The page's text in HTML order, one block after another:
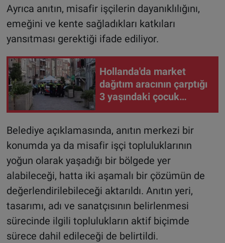
Ayrıca anıtın, misafir işçilerin dayanıklılığını,
emeğini ve kente sağladıkları katkıları
yansıtması gerektiği ifade ediliyor.
Hollanda'da market
dağıtım aracının çarptığı
3 yaşındaki çocuk
Belediye açıklamasında, anıtın merkezi bir
konumda ya da misafir işçi topluluklarının
yoğun olarak yaşadığı bir bölgede yer
alabileceği, hatta iki aşamalı bir çözümün de
değerlendirilebileceği aktarıldı. Anıtın yeri,
tasarımı, adı ve sanatçısının belirlenmesi
sürecinde ilgili toplulukların aktif biçimde
sürece dahil edileceği de belirtildi.